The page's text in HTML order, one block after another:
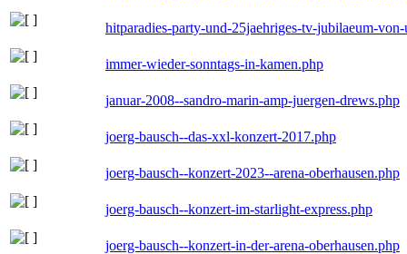
hitparadies-party-und-25jaehriges-tv-jubilaeum-
immer-wieder-sonntags-in-kamen.php
januar-2008--sandro-marin-amp-juergen-drews.php
joerg-bausch--das-xxl-konzert-2017.php
joerg-bausch--konzert-2023--arena-oberhausen.php
joerg-bausch--konzert-im-starlight-express.php
joerg-bausch--konzert-in-der-arena-oberhausen.php